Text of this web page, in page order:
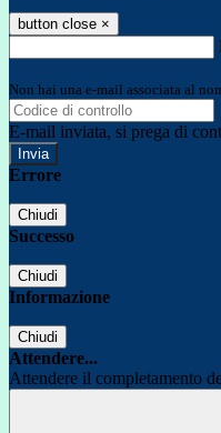
button close ×
Non hai una e-mail associata al
E-mail inviata, si prega di
Errore
Chiudi
Successo
Chiudi
Informazione
Chiudi
Attendere...
Attendere il completamento